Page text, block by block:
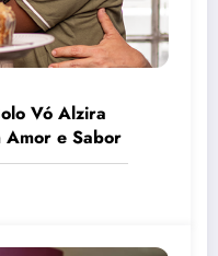
Vó Alzira
Amor e Sabor